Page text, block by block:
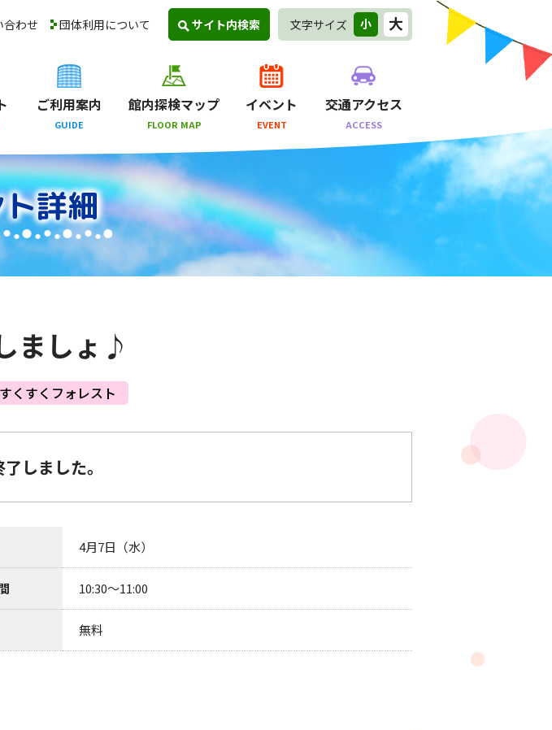
合わせ 団体利用について サイト内検索 文字サイズ 小 大
ご利用案内
GUIDE
館内探検マップ
FLOOR MAP
イベント
EVENT
交通アクセス
ACCESS
詳細
ましょ♪
すくすくフォレスト
しました。
4月7日（水）
10:30～11:00
無料